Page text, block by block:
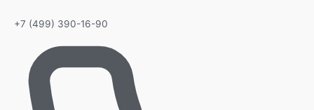
+7 (499) 390-16-90